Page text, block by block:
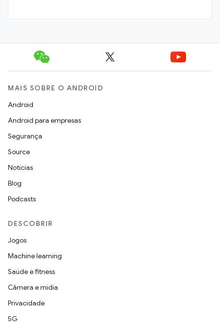
MAIS SOBRE O ANDROID
Android
Android para empresas
Segurança
Source
Notícias
Blog
Podcasts
DESCOBRIR
Jogos
Machine learning
Saúde e fitness
Câmera e mídia
Privacidade
5G